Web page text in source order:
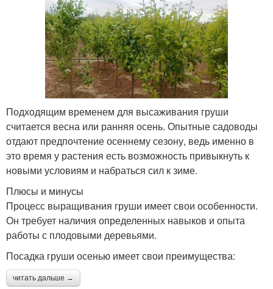
Подходящим временем для высаживания груши
считается весна или ранняя осень. Опытные садоводы
отдают предпочтение осеннему сезону, ведь именно в
это время у растения есть возможность привыкнуть к
новыми условиям и набраться сил к зиме.
Плюсы и минусы
Процесс выращивания груши имеет свои особенности.
Он требует наличия определенных навыков и опыта
работы с плодовыми деревьями.
Посадка груши осенью имеет свои преимущества:
читать дальше →